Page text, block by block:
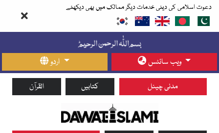
دعوت اسلامی کی دینی خدمات دیگر ممالک میں بھی دیکھئے
اردو ویب سائٹس
القرآن کتابیں مدنی چینل